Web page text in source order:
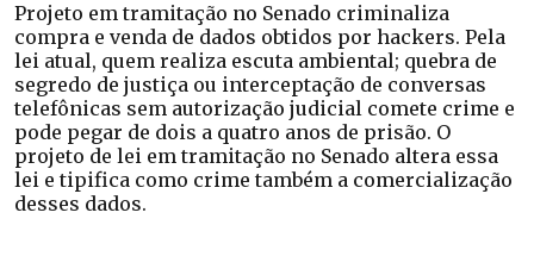
Projeto em tramitação no Senado criminaliza
compra e venda de dados obtidos por hackers. Pela
lei atual, quem realiza escuta ambiental; quebra de
segredo de justiça ou interceptação de conversas
telefônicas sem autorização judicial comete crime e
pode pegar de dois a quatro anos de prisão. O
projeto de lei em tramitação no Senado altera essa
lei e tipifica como crime também a comercialização
desses dados.